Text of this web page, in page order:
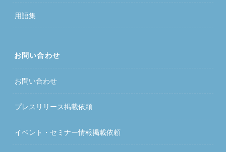
用語集
お問い合わせ
お問い合わせ
プレスリリース掲載依頼
イベント・セミナー情報掲載依頼